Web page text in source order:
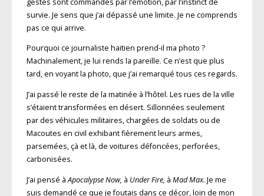
survie. Je sens que j’ai dépassé une limite. Je ne comprends
pas ce qui arrive.
Pourquoi ce journaliste haïtien prend-il ma photo ?
Machinalement, je lui rends la pareille. Ce n’est que plus
tard, en voyant la photo, que j’ai remarqué tous ces regards.
J’ai passé le reste de la matinée à l’hôtel. Les rues de la ville
s’étaient transformées en désert. Sillonnées seulement
par des véhicules militaires, chargées de soldats ou de
Macoutes en civil exhibant fièrement leurs armes,
parsemées, çà et là, de voitures défoncées, perforées,
carbonisées.
J’ai pensé àApocalypse Now, à Under Fire, à Mad Max. Je me
suis demandé ce que je foutais dans ce décor, loin de mon